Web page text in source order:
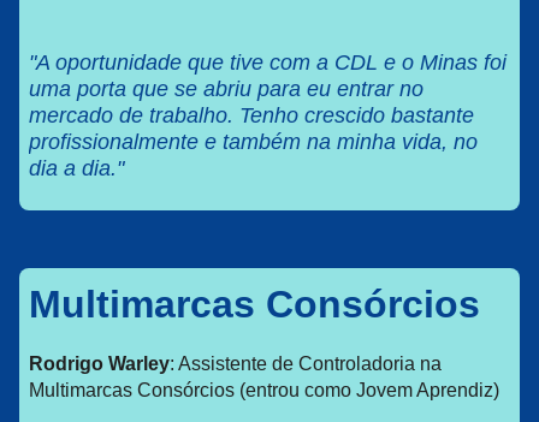
"A oportunidade que tive com a CDL e o Minas foi
uma porta que se abriu para eu entrar no
mercado de trabalho. Tenho crescido bastante
profissionalmente e também na minha vida, no
dia a dia."
Multimarcas Consórcios
Rodrigo Warley: Assistente de Controladoria na
Multimarcas Consórcios (entrou como Jovem Aprendiz)